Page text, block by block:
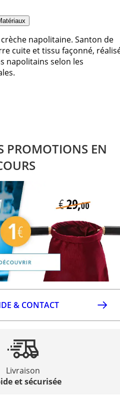
napolitaine. Santon de
cuite et tissu façonné,
napolitains selon les
PROMOTIONS EN
& CONTACT
Livraison
et sécurisée